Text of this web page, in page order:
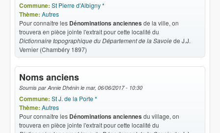
Commune: St Pierre d'Albigny *
Thème: Autres
Pour connaître les Dénominations anciennesde la ville, on
trouvera en pièce jointe l'extrait pour cette localité du
Dictionnaire topographique du Département de la Savoiede J.J.
Vernier (Chambéry 1897)
Noms anciens
Soumis parAnnie Dhénin le mar, 06/06/2017 - 10:30
Commune: St J. de la Porte *
Thème: Autres
Pour connaître les Dénominations anciennesdu village, on
trouvera en pièce jointe l'extrait pour cette localité du